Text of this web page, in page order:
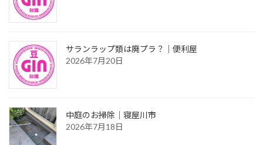
サランラップ類は廃プラ？｜便利屋
2026年7月20日
中庭のお掃除｜寝屋川市
2026年7月18日